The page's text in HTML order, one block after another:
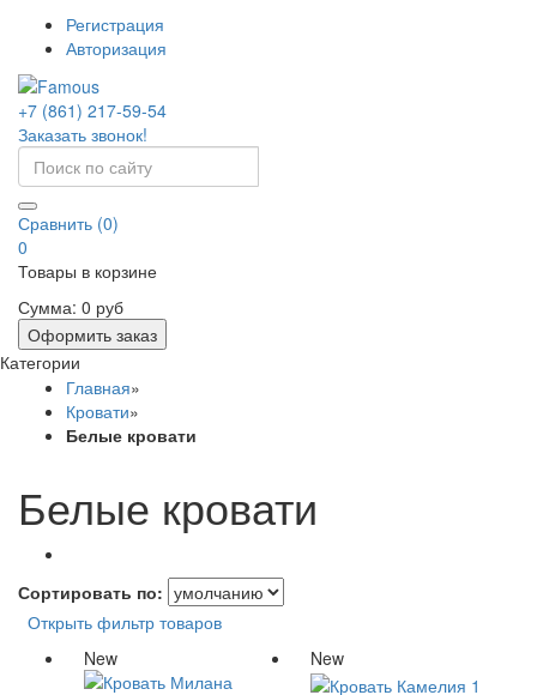
Регистрация
Авторизация
+7 (861) 217-59-54
Заказать звонок!
Сравнить (0)
0
Товары в корзине
Сумма: 0 руб
Оформить заказ
Категории
Главная»
Кровати»
Белые кровати
Белые кровати
Сортировать по:
Открыть фильтр товаров
New
New